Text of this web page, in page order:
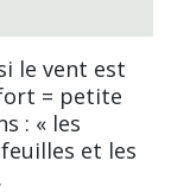
le vent est
= petite
: « les
et les